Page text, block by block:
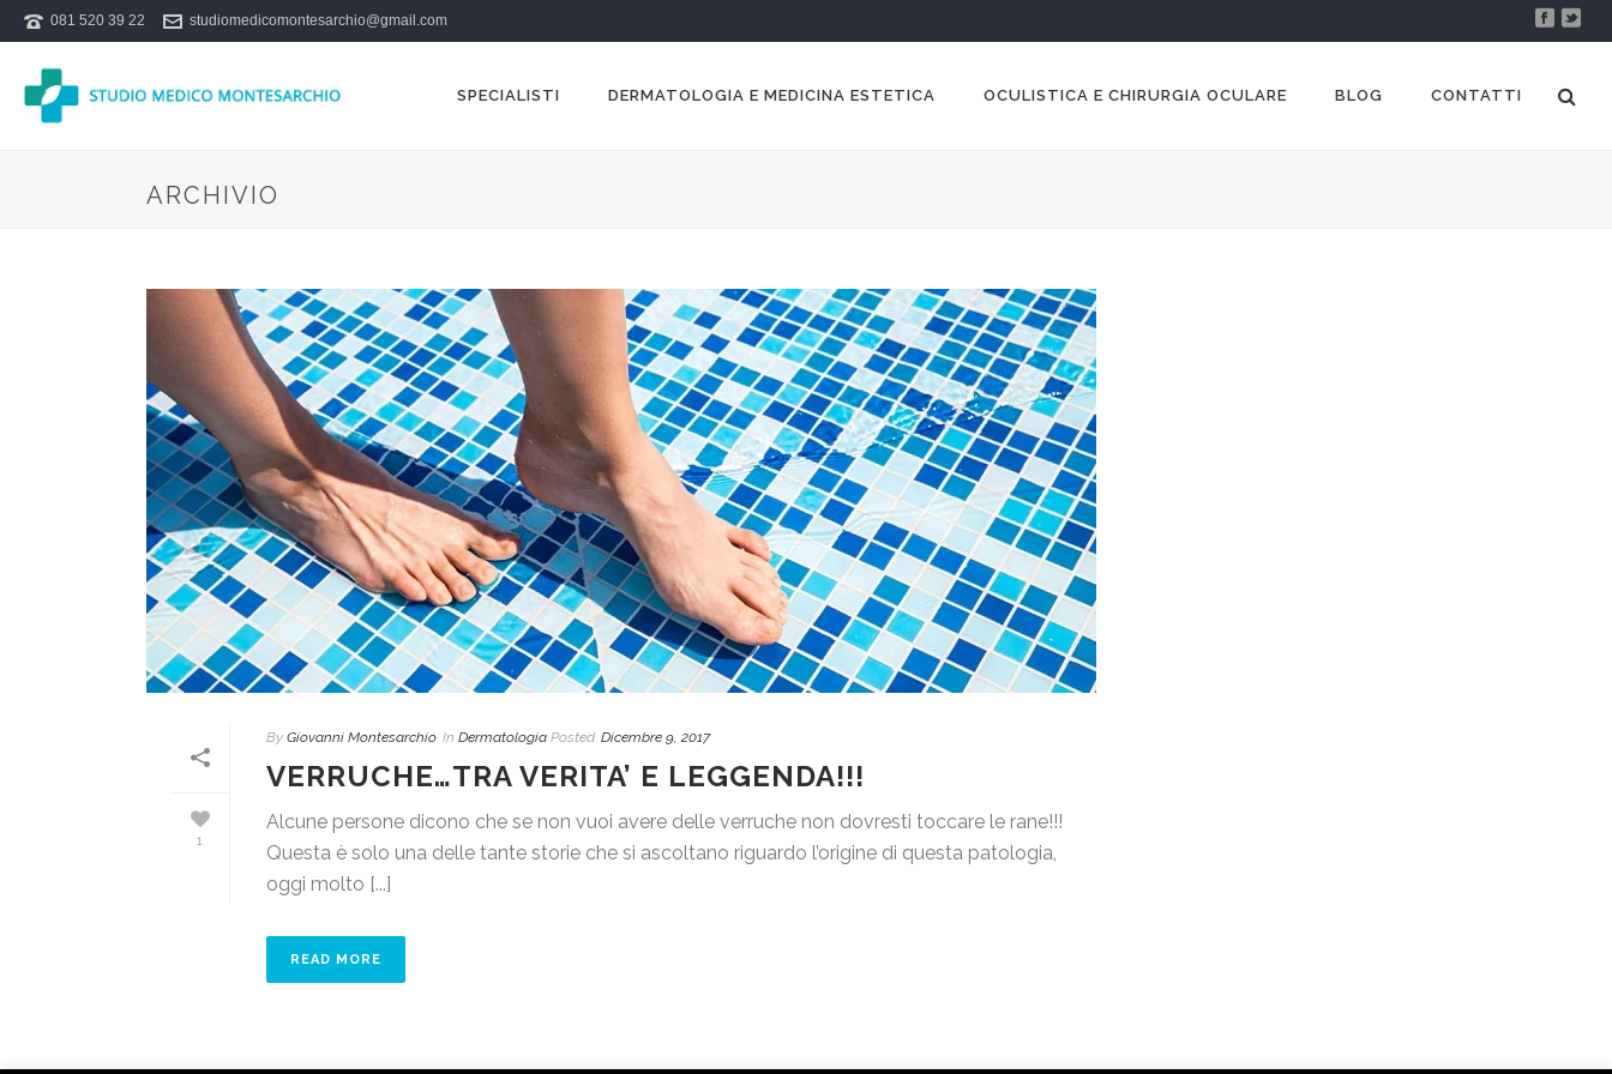
081 520 39 22 studiomedicomontesarchio@gmail.com
SPECIALISTI DERMATOLOGIA E MEDICINA ESTETICA OCULISTICA E CHIRURGIA OCULARE BLOG CONTATTI
ARCHIVIO
1
By Giovanni Montesarchio In Dermatologia Posted Dicembre 9, 2017
VERRUCHE…TRA VERITA’ E LEGGENDA!!!
Alcune persone dicono che se non vuoi avere delle verruche non dovresti toccare le rane!!!
Questa è solo una delle tante storie che si ascoltano riguardo l’origine di questa patologia,
oggi molto [...]
READ MORE